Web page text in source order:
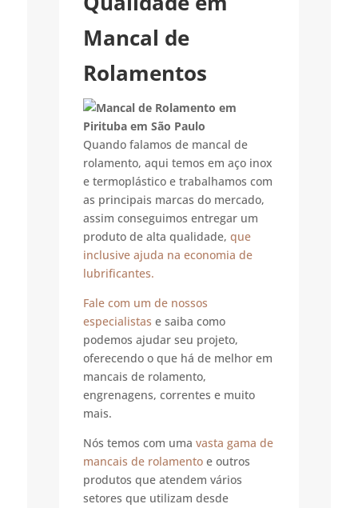
Mancal de
Rolamentos
Quando falamos de mancal de
rolamento, aqui temos em aço inox
e termoplástico e trabalhamos com
as principais marcas do mercado,
assim conseguimos entregar um
produto de alta qualidade, que
inclusive ajuda na economia de
lubrificantes.
Fale com um de nossos
especialistas e saiba como
podemos ajudar seu projeto,
oferecendo o que há de melhor em
mancais de rolamento,
engrenagens, correntes e muito
mais.
Nós temos com uma vasta gama de
mancais de rolamentoe outros
produtos que atendem vários
setores que utilizam desde